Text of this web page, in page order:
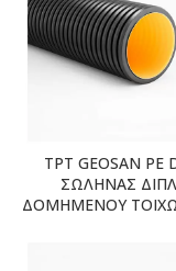
TPT GEOSAN PE
ΣΩΛΗΝΑΣ
ΔΟΜΗΜΕΝΟΥ